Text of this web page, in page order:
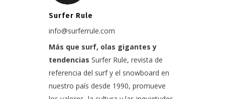
Surfer Rule
info@surferrule.com
Más que surf, olas gigantes y
tendencias Surfer Rule, revista de
referencia del surf y el snowboard en
nuestro país desde 1990, promueve